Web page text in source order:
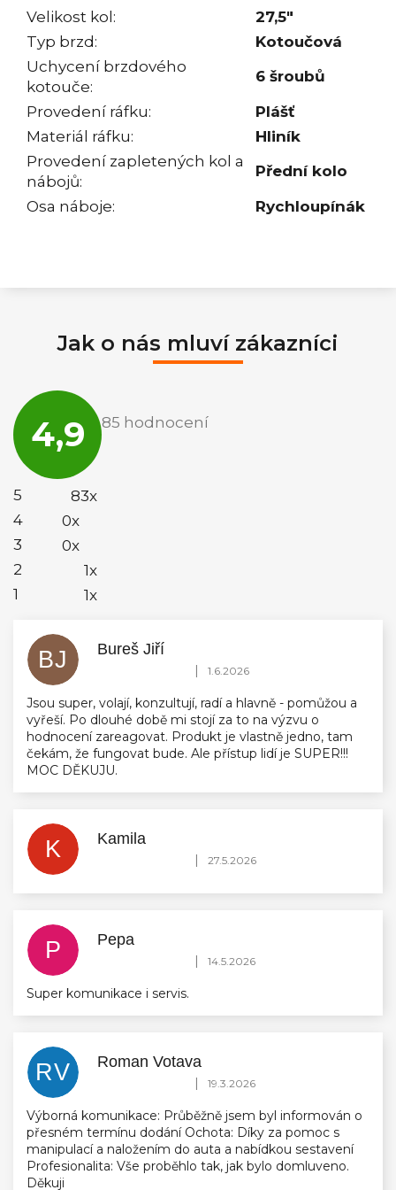
Velikost kol:
27,5"
Typ brzd:
Kotoučová
Uchycení brzdového
kotouče:
6 šroubů
Provedení ráfku:
Plášť
Materiál ráfku:
Hliník
Provedení zapletených kol a
nábojů:
Přední kolo
Osa náboje: Rychloupínák
Jak o nás mluví zákazníci
4,9
obchodu
je
85 hodnocení
5
83x
4
0x
3
0x
2
1x
1
1x
BJ Bureš Jiří
Hodnocení obchodu je 5 z 5 hvězdiček.
| 1.6.2026
Jsou super, volají, konzultují, radí a hlavně - pomůžou a
vyřeší. Po dlouhé době mi stojí za to na výzvu o
hodnocení zareagovat. Produkt je vlastně jedno, tam
čekám, že fungovat bude. Ale přístup lidí je SUPER!!!
MOC DĚKUJU.
K Kamila
Hodnocení obchodu je 5 z 5 hvězdiček.
| 27.5.2026
P Pepa
Hodnocení obchodu je 5 z 5 hvězdiček.
| 14.5.2026
Super komunikace i servis.
RV Roman Votava
Hodnocení obchodu je 5 z 5 hvězdiček.
| 19.3.2026
Výborná komunikace: Průběžně jsem byl informován o
přesném termínu dodání Ochota: Díky za pomoc s
manipulací a naložením do auta a nabídkou sestavení
Profesionalita: Vše proběhlo tak, jak bylo domluveno.
Děkuji